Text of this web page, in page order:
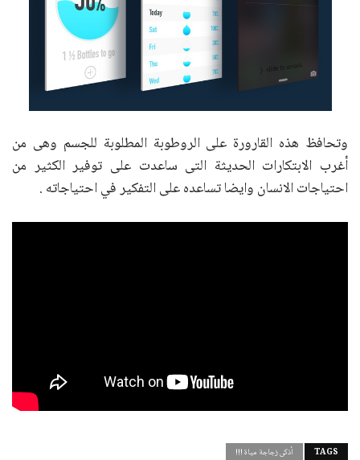
وتحافظ هذه القارورة على الروطوبة المطلوبة للجسم وهى من
أغرب الابتكارات الحديثة التى ساعدت على توفير الكثير من
احتياجات الانسان وايضا تساعده على التفكير في احتياجاته .
TAGS أذكى زجاجة مياة !!!